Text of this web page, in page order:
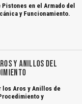
en el Armado del
y Funcionamiento.
Y ANILLOS DEL
los Aros y Anillos de
y